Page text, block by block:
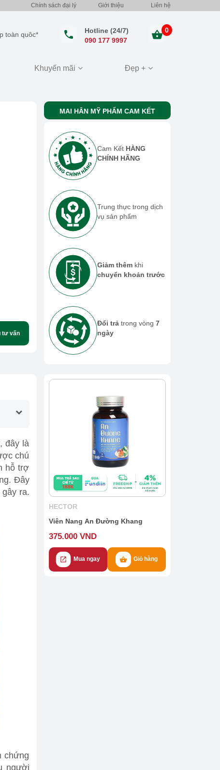
Chính sách đại lý Giới thiệu Liên hệ
toàn quôc*
Hotline (24/7)
090 177 9997
0
Khuyến mãi Đẹp +
tư vấn
MAI HÂN MỸ PHẨM CAM KẾT
Cam Kết HÀNG
CHÍNH HÃNG
Trung thực trong dịch
vụ sản phẩm
Giảm thêmkhi
chuyển khoản trước
Đổi trảtrong vòng 7
ngày
đây là
chú
hỗ trợ
Đây
ra.
chứng
người
HECTOR
Viên Nang An Đường Khang
375.000 VND
Mua ngay Giỏ hàng